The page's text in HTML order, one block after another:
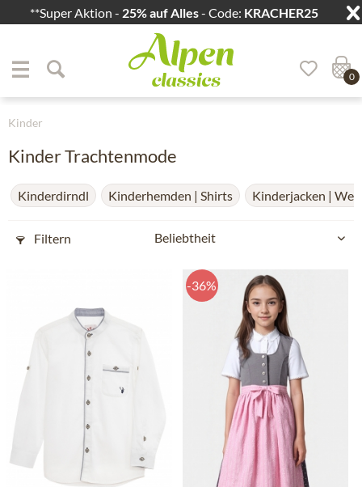
**Super Aktion - 25% auf Alles- Code: KRACHER25
Zum Hauptbereich springen
0
Kinder
Kinder Trachtenmode
Kinderdirndl Kinderhemden | Shirts Kinderjacken |
Filtern
-36%